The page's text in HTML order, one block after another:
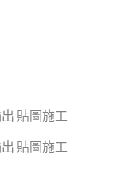
貼圖施工
貼圖施工